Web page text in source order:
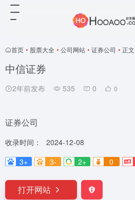
首页 • 股票大全 • 公司网站 • 证券公司 • 正文
中信证券
2年前发布 535 0 0
证券公司
收录时间：
2024-12-08
3+
3- 2+ 0
打开网站